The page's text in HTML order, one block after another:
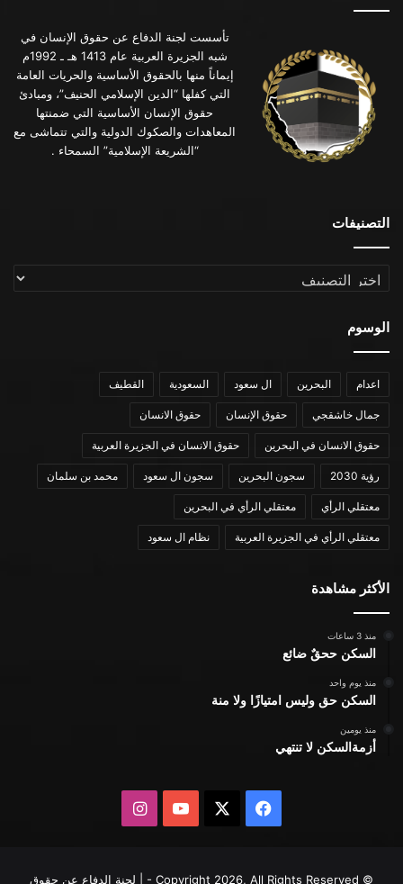
تأسست لجنة الدفاع عن حقوق الإنسان في
شبه الجزيرة العربية عام 1413 هـ ـ 1992م
إيماناً منها بالحقوق الأساسية والحريات العامة
التي كفلها “الدين الإسلامي الحنيف”، ومبادئ
حقوق الإنسان الأساسية التي ضمنتها
المعاهدات والصكوك الدولية والتي تتماشى مع
“الشريعة الإسلامية” السمحاء .
التصنيفات
التصنيفات
الوسوم
اعدام البحرين ال سعود السعودية القطيف
جمال خاشقجي حقوق الإنسان حقوق الانسان
حقوق الانسان في البحرين حقوق الانسان في الجزيرة العربية
رؤية 2030 سجون البحرين سجون ال سعود محمد بن سلمان
معتقلي الرأي معتقلي الرأي في البحرين
معتقلي الرأي في الجزيرة العربية نظام ال سعود
الأكثر مشاهدة
منذ 3 ساعات
السكن ححقٌ ضائع
منذ يوم واحد
السكن حق وليس امتيازًا ولا منة
منذ يومين
أزمةالسكن لا تنتهي
فيسبوك يوتيوبانستقرام
© Copyright 2026, All Rights Reserved - | لجنة الدفاع عن حقوق